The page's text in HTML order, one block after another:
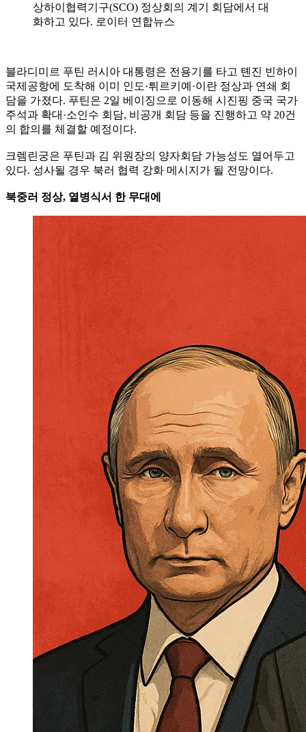
상하이협력기구(SCO) 정상회의 계기 회담에서 대
화하고 있다. 로이터 연합뉴스
블라디미르 푸틴 러시아 대통령은 전용기를 타고 톈진 빈하이
국제공항에 도착해 이미 인도·튀르키예·이란 정상과 연쇄 회
담을 가졌다. 푸틴은 2일 베이징으로 이동해 시진핑 중국 국가
주석과 확대·소인수 회담, 비공개 회담 등을 진행하고 약 20건
의 합의를 체결할 예정이다.
크렘린궁은 푸틴과 김 위원장의 양자회담 가능성도 열어두고
있다. 성사될 경우 북러 협력 강화 메시지가 될 전망이다.
북중러 정상, 열병식서 한 무대에